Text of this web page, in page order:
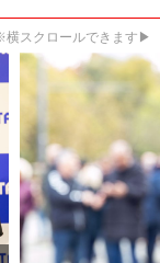
横スクロールできます▶